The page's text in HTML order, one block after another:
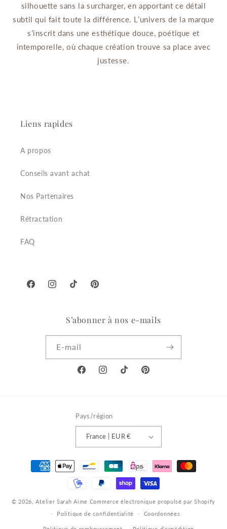
silhouette sans la surcharger, en apportant ce détail
subtil qui fait toute la différence. L’univers de la marque
s’inscrit dans une esthétique douce, poétique et
intemporelle, où chaque création trouve sa place avec
justesse.
Liens rapides
A propos
Conseils avant achat
Nos Partenaires
Rétractation
FAQ
FacebookInstagramTikTok Pinterest
S’abonner à nos e-mails
E-mail
FacebookInstagramTikTok Pinterest
Pays/région
France | EUR €
Moyens
© 2026,Atelier Sarah Aime Commerce électronique propulsé par Shopify
Politique de confidentialité
Coordonnées